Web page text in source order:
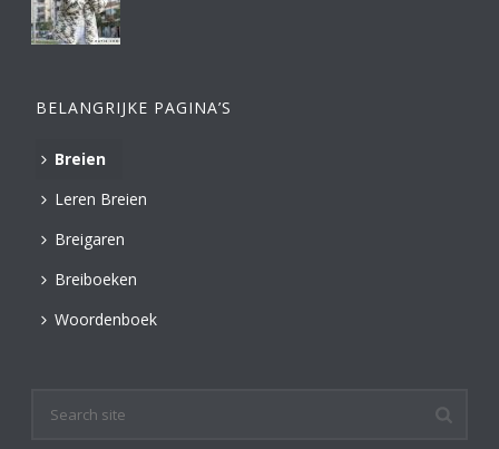
BELANGRIJKE PAGINA’S
Breien
Leren Breien
Breigaren
Breiboeken
Woordenboek